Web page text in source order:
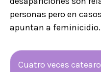
personas pero en
apuntan a feminicidio.
Cuatro veces